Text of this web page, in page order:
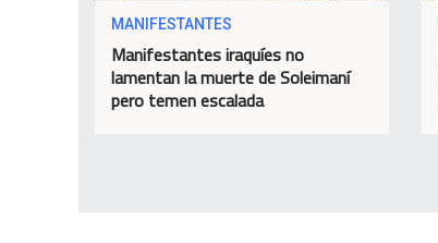
MANIFESTANTES
Manifestantes iraquíes no
lamentan la muerte de Soleimaní
pero temen escalada